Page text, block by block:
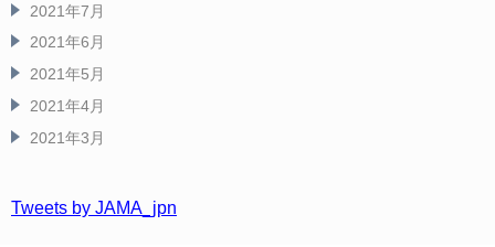
2021年7月
2021年6月
2021年5月
2021年4月
2021年3月
Tweets by JAMA_jpn